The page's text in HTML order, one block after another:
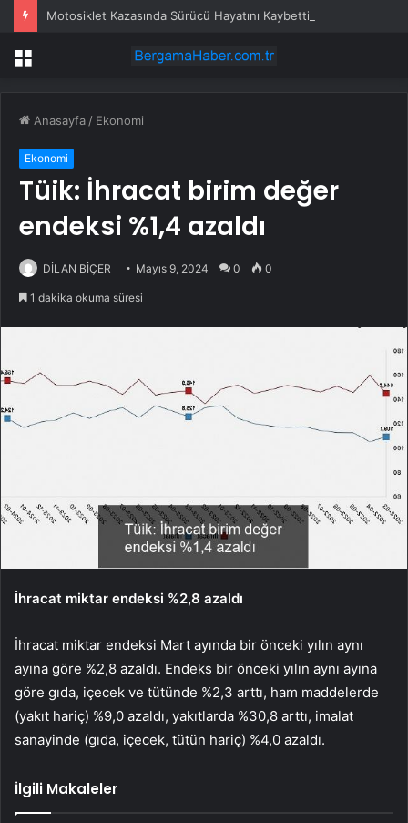
Motosiklet Kazasında Sürücü Hayatını Kaybetti
Menü
Anasayfa / Ekonomi
Ekonomi
Tüik: İhracat birim değer
endeksi %1,4 azaldı
DİLAN BİÇER Mayıs 9, 2024 0 0
1 dakika okuma süresi
İhracat miktar endeksi %2,8 azaldı
İhracat miktar endeksi Mart ayında bir önceki yılın aynı
ayına göre %2,8 azaldı. Endeks bir önceki yılın aynı ayına
göre gıda, içecek ve tütünde %2,3 arttı, ham maddelerde
(yakıt hariç) %9,0 azaldı, yakıtlarda %30,8 arttı, imalat
sanayinde (gıda, içecek, tütün hariç) %4,0 azaldı.
İlgili Makaleler